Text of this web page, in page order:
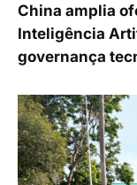
China amplia
Inteligência
governança